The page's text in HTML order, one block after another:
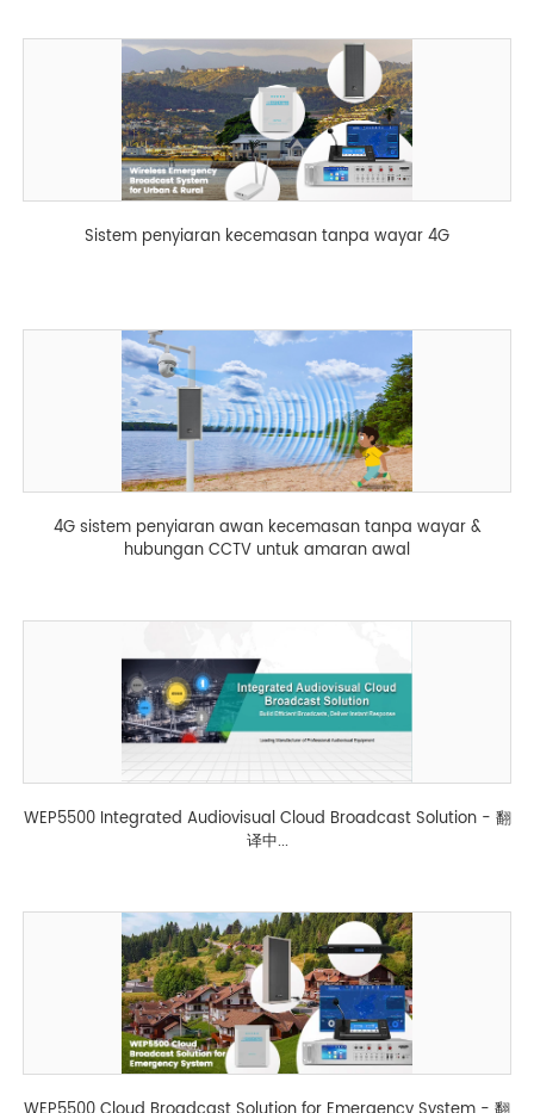
Sistem penyiaran kecemasan tanpa wayar 4G
4G sistem penyiaran awan kecemasan tanpa wayar &
hubungan CCTV untuk amaran awal
WEP5500 Integrated Audiovisual Cloud Broadcast Solution - 翻
译中...